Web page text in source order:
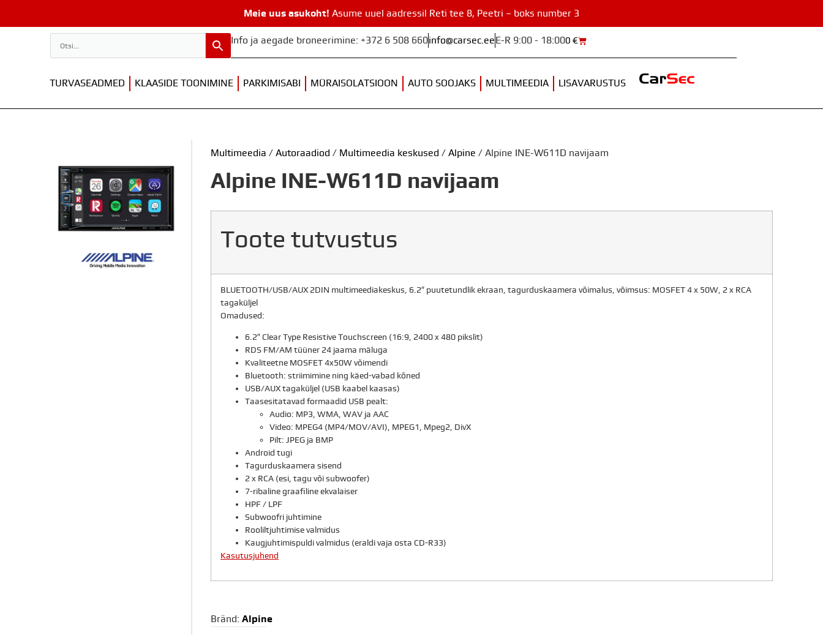
Meie uus asukoht! Asume uuel aadressil Reti tee 8, Peetri – boks number 3
Info ja aegade broneerimine: +372 6 508 660info@carsec.ee E-R 9:00 - 18:000 €
TURVASEADMED KLAASIDE TOONIMINE PARKIMISABI MÜRAISOLATSIOON AUTO SOOJAKS MULTIMEEDIA LISAVARUSTUS
Multimeedia / Autoraadiod / Multimeedia keskused / Alpine / Alpine INE-W611D navijaam
Alpine INE-W611D navijaam
Toote tutvustus
BLUETOOTH/USB/AUX 2DIN multimeediakeskus, 6.2″ puutetundlik ekraan, tagurduskaamera võimalus, võimsus: MOSFET 4 x 50W, 2 x RCA
tagaküljel
Omadused:
6.2″ Clear Type Resistive Touchscreen (16:9, 2400 x 480 pikslit)
RDS FM/AM tüüner 24 jaama mäluga
Kvaliteetne MOSFET 4x50W võimendi
Bluetooth: striimimine ning käed-vabad kõned
USB/AUX tagaküljel (USB kaabel kaasas)
Taasesitatavad formaadid USB pealt:
Audio: MP3, WMA, WAV ja AAC
Video: MPEG4 (MP4/MOV/AVI), MPEG1, Mpeg2, DivX
Pilt: JPEG ja BMP
Android tugi
Tagurduskaamera sisend
2 x RCA (esi, tagu või subwoofer)
7-ribaline graafiline ekvalaiser
HPF / LPF
Subwoofri juhtimine
Rooliltjuhtimise valmidus
Kaugjuhtimispuldi valmidus (eraldi vaja osta CD-R33)
Kasutusjuhend
Bränd: Alpine